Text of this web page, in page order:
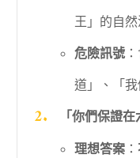
王」的自然
危險訊號
道」、「
「你們保證
理想答案：